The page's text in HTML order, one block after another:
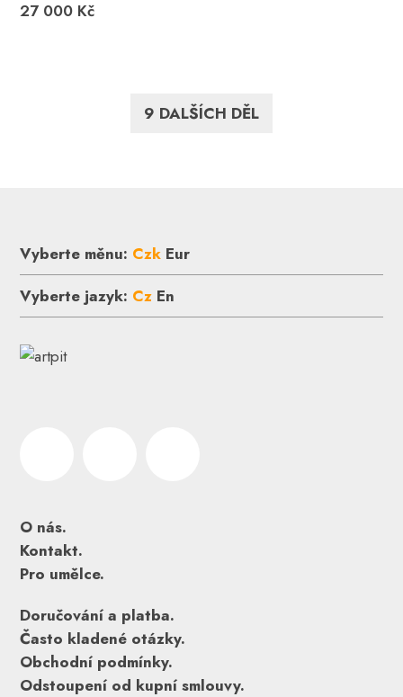
27 000 Kč
9 DALŠÍCH DĚL
Vyberte měnu: Czk Eur
Vyberte jazyk: Cz En
O nás.
Kontakt.
Pro umělce.
Doručování a platba.
Často kladené otázky.
Obchodní podmínky.
Odstoupení od kupní smlouvy.